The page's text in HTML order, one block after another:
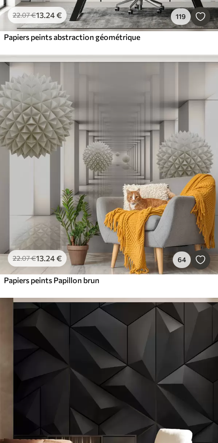
22.07€13.24€ 119
Papiers peints abstraction géométrique
22.07€13.24€ 64
Papiers peints Papillon brun